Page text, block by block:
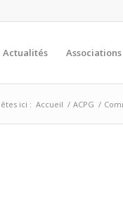
Actualités Associations
ici : Accueil / ACPG /